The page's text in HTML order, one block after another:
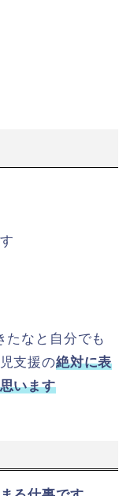
たなと自分でも
支援の絶対に表
います